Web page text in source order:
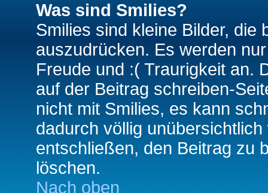
Was sind Smilies?
Smilies sind kleine Bilder, die
auszudrücken. Es werden
Freude und :( Traurigkeit an.
auf der Beitrag schreiben-
nicht mit Smilies, es kann
dadurch völlig
entschließen, den Beitrag zu
löschen.
Nach oben